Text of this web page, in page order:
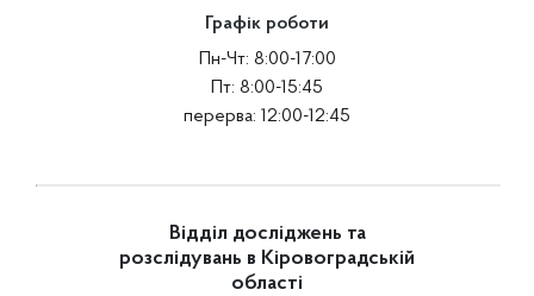
Графік роботи
Пн-Чт: 8:00-17:00
Пт: 8:00-15:45
перерва: 12:00-12:45
Відділ досліджень та
розслідувань в Кіровоградській
області